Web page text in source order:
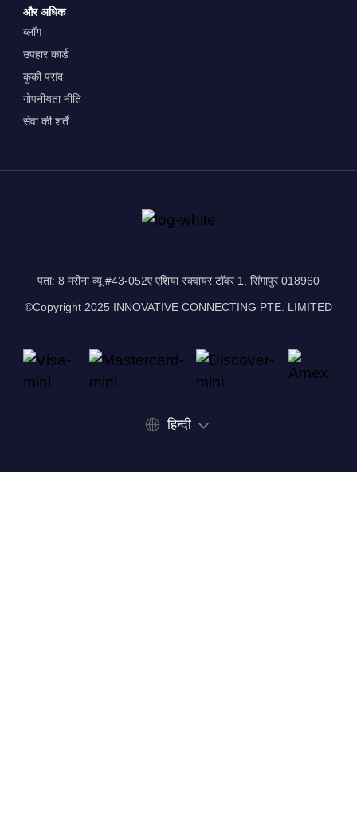
और अधिक
ब्लॉग
उपहार कार्ड
कुकी पसंद
गोपनीयता नीति
सेवा की शर्तें
पता: 8 मरीना व्यू #43-052ए एशिया स्क्वायर टॉवर 1, सिंगापुर 018960
©Copyright 2025 INNOVATIVE CONNECTING PTE. LIMITED
हिन्दी